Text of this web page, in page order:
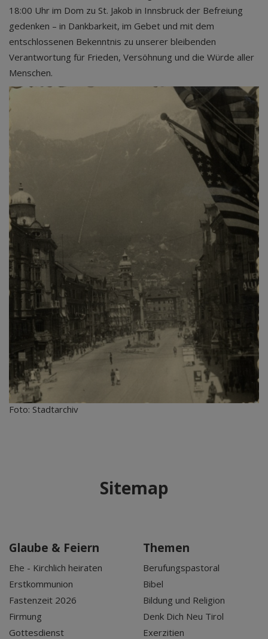
18:00 Uhr im Dom zu St. Jakob in Innsbruck der Befreiung
gedenken – in Dankbarkeit, im Gebet und mit dem
entschlossenen Bekenntnis zu unserer bleibenden
Verantwortung für Frieden, Versöhnung und die Würde aller
Menschen.
Foto: Stadtarchiv
Sitemap
Glaube & Feiern
Ehe - Kirchlich heiraten
Erstkommunion
Fastenzeit 2026
Firmung
Gottesdienst
Themen
Berufungspastoral
Bibel
Bildung und Religion
Denk Dich Neu Tirol
Exerzitien